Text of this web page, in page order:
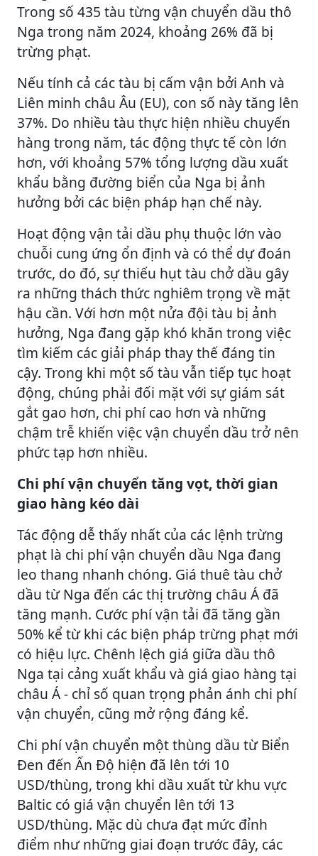
Trong số 435 tàu từng vận chuyển dầu thô
Nga trong năm 2024, khoảng 26% đã bị
trừng phạt.
Nếu tính cả các tàu bị cấm vận bởi Anh và
Liên minh châu Âu (EU), con số này tăng lên
37%. Do nhiều tàu thực hiện nhiều chuyến
hàng trong năm, tác động thực tế còn lớn
hơn, với khoảng 57% tổng lượng dầu xuất
khẩu bằng đường biển của Nga bị ảnh
hưởng bởi các biện pháp hạn chế này.
Hoạt động vận tải dầu phụ thuộc lớn vào
chuỗi cung ứng ổn định và có thể dự đoán
trước, do đó, sự thiếu hụt tàu chở dầu gây
ra những thách thức nghiêm trọng về mặt
hậu cần. Với hơn một nửa đội tàu bị ảnh
hưởng, Nga đang gặp khó khăn trong việc
tìm kiếm các giải pháp thay thế đáng tin
cậy. Trong khi một số tàu vẫn tiếp tục hoạt
động, chúng phải đối mặt với sự giám sát
gắt gao hơn, chi phí cao hơn và những
chậm trễ khiến việc vận chuyển dầu trở nên
phức tạp hơn nhiều.
Chi phí vận chuyển tăng vọt, thời gian
giao hàng kéo dài
Tác động dễ thấy nhất của các lệnh trừng
phạt là chi phí vận chuyển dầu Nga đang
leo thang nhanh chóng. Giá thuê tàu chở
dầu từ Nga đến các thị trường châu Á đã
tăng mạnh. Cước phí vận tải đã tăng gần
50% kể từ khi các biện pháp trừng phạt mới
có hiệu lực. Chênh lệch giá giữa dầu thô
Nga tại cảng xuất khẩu và giá giao hàng tại
châu Á - chỉ số quan trọng phản ánh chi phí
vận chuyển, cũng mở rộng đáng kể.
Chi phí vận chuyển một thùng dầu từ Biển
Đen đến Ấn Độ hiện đã lên tới 10
USD/thùng, trong khi dầu xuất từ khu vực
Baltic có giá vận chuyển lên tới 13
USD/thùng. Mặc dù chưa đạt mức đỉnh
điểm như những giai đoạn trước đây, các